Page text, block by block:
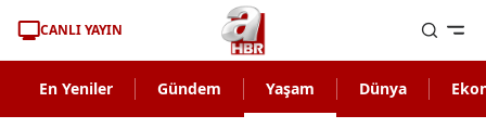
CANLI YAYIN
En Yeniler Gündem Yaşam Dünya